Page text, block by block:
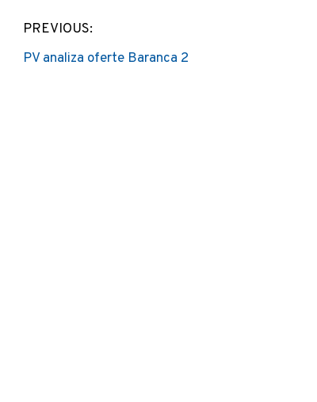
Navigare
PREVIOUS:
PV analiza oferte Baranca 2